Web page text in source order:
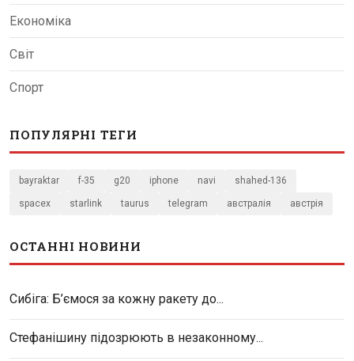
Економіка
Світ
Спорт
ПОПУЛЯРНІ ТЕГИ
bayraktar f-35 g20 iphone navi shahed-136
spacex starlink taurus telegram австралія австрія
ОСТАННІ НОВИНИ
Сибіга: Б’ємося за кожну ракету до...
Стефанішину підозрюють в незаконному...